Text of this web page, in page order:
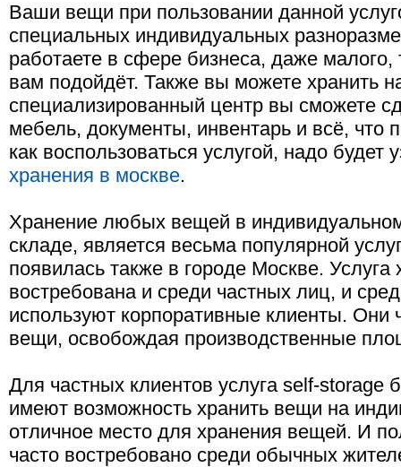
Ваши вещи при пользовании данной
специальных индивидуальных
работаете в сфере бизнеса, даже малого,
вам подойдёт. Также вы можете хранить
специализированный центр вы сможете
мебель, документы, инвентарь и всё, что
как воспользоваться услугой, надо будет
хранения в москве.
Хранение любых вещей в
складе, является весьма популярной
появилась также в городе Москве.
востребована и среди частных лиц, и
используют корпоративные клиенты. Они
вещи, освобождая производственные
Для частных клиентов услуга self-storage
имеют возможность хранить вещи на
отличное место для хранения вещей. И
часто востребовано среди обычных